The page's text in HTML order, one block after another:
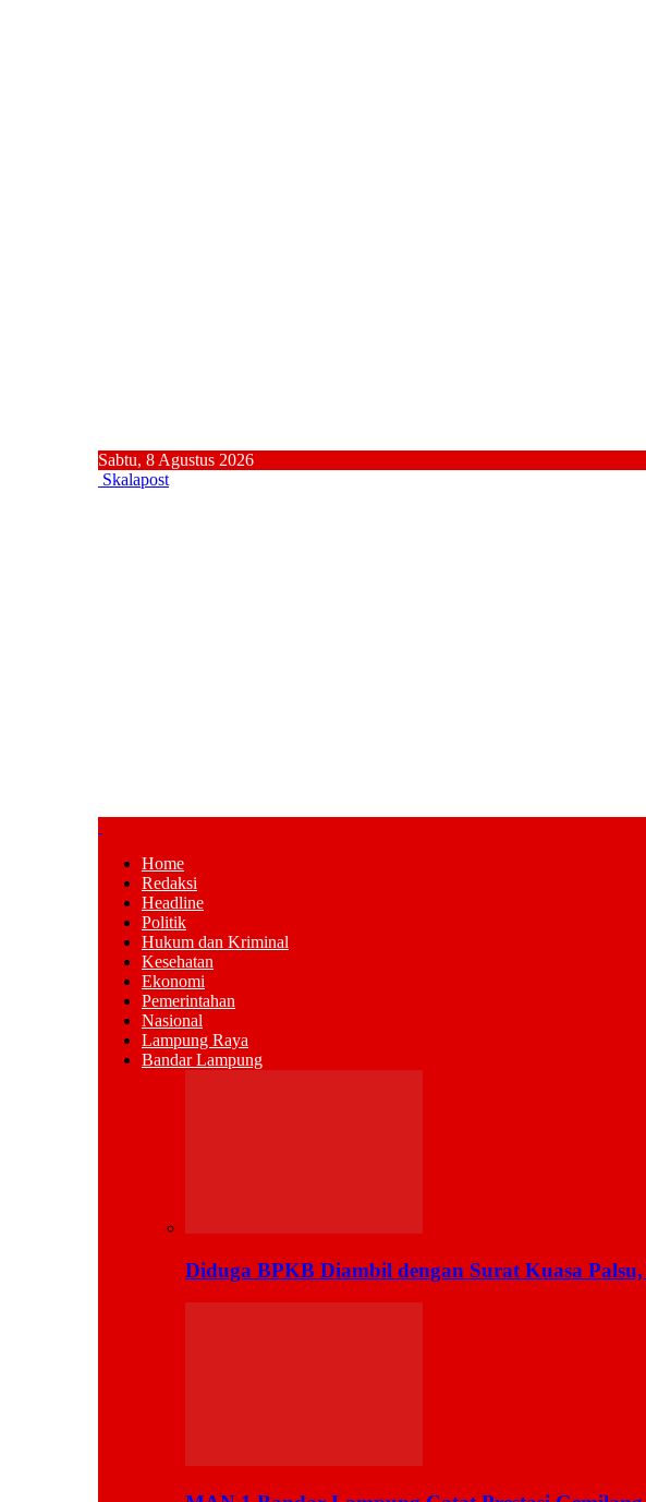
Sabtu, 8 Agustus 2026
Skalapost
Home
Redaksi
Headline
Politik
Hukum dan Kriminal
Kesehatan
Ekonomi
Pemerintahan
Nasional
Lampung Raya
Bandar Lampung
Diduga BPKB Diambil dengan Surat Kuasa